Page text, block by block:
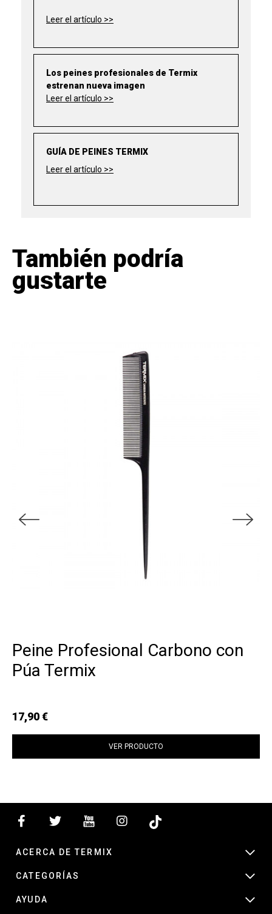
Leer el artículo >>
Los peines profesionales de Termix
estrenan nueva imagen
Leer el artículo >>
GUÍA DE PEINES TERMIX
Leer el artículo >>
También podría
gustarte
Peine Profesional Carbono con
Púa Termix
17,90 €
VER PRODUCTO
ACERCA DE TERMIX
CATEGORÍAS
AYUDA